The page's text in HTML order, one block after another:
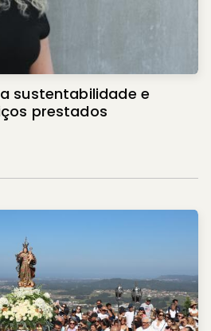
sustentabilidade e
prestados